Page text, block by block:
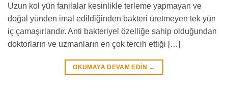
Uzun kol yün fanilalar kesinlikle terleme yapmayan ve
doğal yünden imal edildiğinden bakteri üretmeyen tek yün
iç çamaşırlarıdır. Anti bakteriyel özelliğe sahip olduğundan
doktorların ve uzmanların en çok tercih ettiği […]
OKUMAYA DEVAM EDIN →